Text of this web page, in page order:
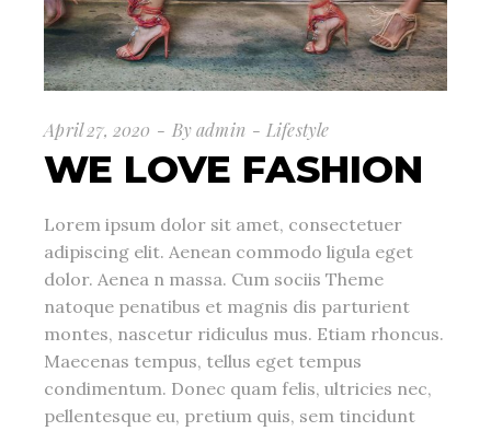
April 27, 2020 Byadmin Lifestyle
WE LOVE FASHION
Lorem ipsum dolor sit amet, consectetuer
adipiscing elit. Aenean commodo ligula eget
dolor. Aenea n massa. Cum sociis Theme
natoque penatibus et magnis dis parturient
montes, nascetur ridiculus mus. Etiam rhoncus.
Maecenas tempus, tellus eget tempus
condimentum. Donec quam felis, ultricies nec,
pellentesque eu, pretium quis, sem tincidunt